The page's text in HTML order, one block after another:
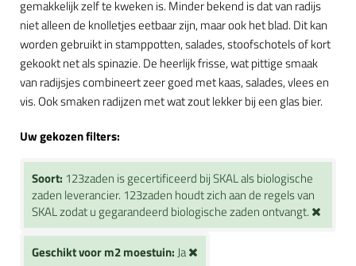
gemakkelijk zelf te kweken is. Minder bekend is dat van radijs
niet alleen de knolletjes eetbaar zijn, maar ook het blad. Dit kan
worden gebruikt in stamppotten, salades, stoofschotels of kort
gekookt net als spinazie. De heerlijk frisse, wat pittige smaak
van radijsjes combineert zeer goed met kaas, salades, vlees en
vis. Ook smaken radijzen met wat zout lekker bij een glas bier.
Uw gekozen filters:
Soort: 123zaden is gecertificeerd bij SKAL als biologische
zaden leverancier. 123zaden houdt zich aan de regels van
SKAL zodat u gegarandeerd biologische zaden ontvangt.
Geschikt voor m2 moestuin:Ja